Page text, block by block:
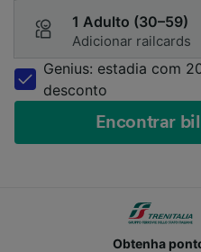
1 Adulto (30–59)
Adicionar railcards
Genius: estadia com
desconto
Encontrar
Obtenha